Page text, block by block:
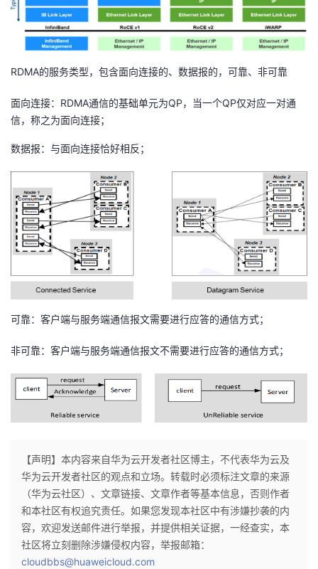
堂
课
的
证
我
实
验
的
收
我
术
持
云
建
议
RDMA的服务类型，包含面向连接的、数据报的，可靠、非可靠
面向连接：RDMA通信的基础单元为QP，当一个QP仅对应一对通
信，称之为面向连接；
数据报：与面向连接恰好相反；
可靠：客户端与服务端通信报文需要进行应答的通信方式；
非可靠：客户端与服务端通信报文不需要进行应答的通信方式；
【声明】本内容来自华为云开发者社区博主，不代表华为云及
华为云开发者社区的观点和立场。转载时必须标注文章的来源
（华为云社区）、文章链接、文章作者等基本信息，否则作者
和本社区有权追究责任。如果您发现本社区中有涉嫌抄袭的内
容，欢迎发送邮件进行举报，并提供相关证据，一经查实，本
社区将立刻删除涉嫌侵权内容，举报邮箱：
cloudbbs@huaweicloud.com